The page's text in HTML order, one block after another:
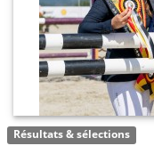
Résultats & sélections